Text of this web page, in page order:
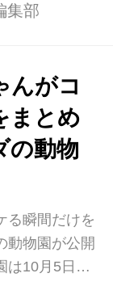
、入れ代わ
グ州に住む
さんの愛猫
リアンフォレ
そう。 この
う野生動物
る時はリス
てご挨拶。
が。 しばし視
集部
んがコ
まとめ
の動物
る瞬間だけを
動物園が公開
は10月5日、